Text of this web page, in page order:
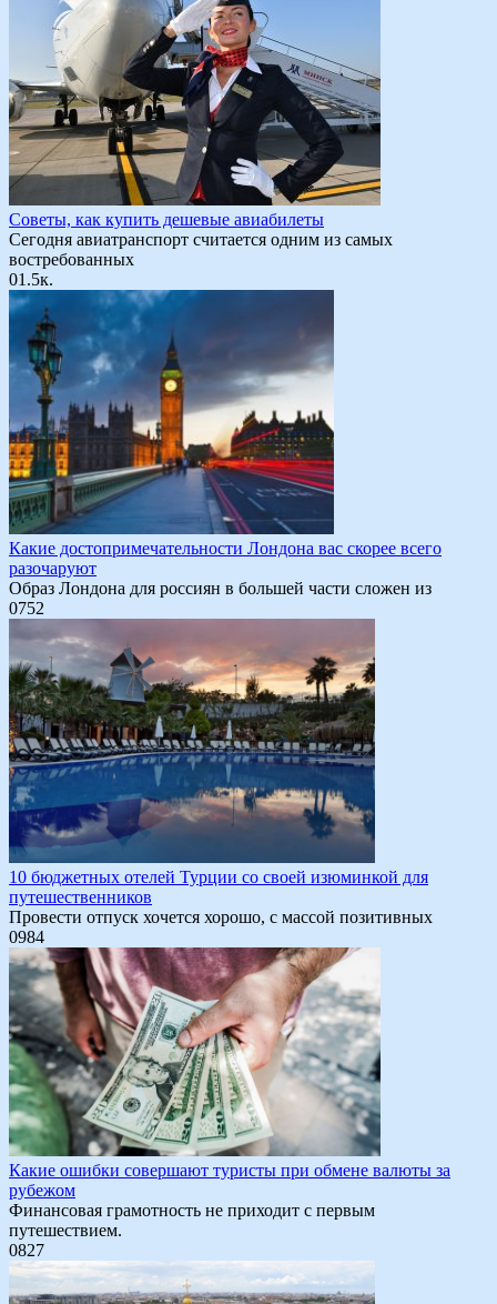
Советы, как купить дешевые авиабилеты
Сегодня авиатранспорт считается одним из самых
востребованных
01.5к.
Какие достопримечательности Лондона вас скорее всего
разочаруют
Образ Лондона для россиян в большей части сложен из
0752
10 бюджетных отелей Турции со своей изюминкой для
путешественников
Провести отпуск хочется хорошо, с массой позитивных
0984
Какие ошибки совершают туристы при обмене валюты за
рубежом
Финансовая грамотность не приходит с первым
путешествием.
0827